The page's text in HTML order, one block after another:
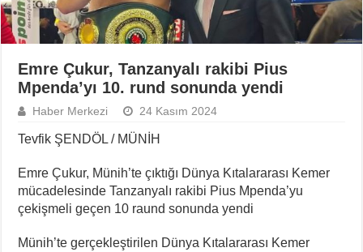
Emre Çukur, Tanzanyalı rakibi Pius
Mpenda’yı 10. rund sonunda yendi
Haber Merkezi 24 Kasım 2024
Tevfik ŞENDÖL / MÜNİH
Emre Çukur, Münih’te çıktığı Dünya Kıtalararası Kemer
mücadelesinde Tanzanyalı rakibi Pius Mpenda’yu
çekişmeli geçen 10 raund sonunda yendi
Münih’te gerçekleştirilen Dünya Kıtalararası Kemer